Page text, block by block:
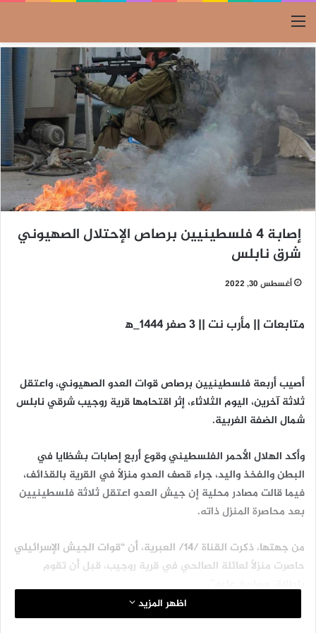
القائمة
إصابة 4 فلسطينيين برصاص الإحتلال الصهيوني
شرق نابلس
أغسطس 30, 2022
متابعات || مأرب نت || 3 صفر 1444_ه‍
أصيب أربعة فلسطينيين برصاص قوات العدو الصهيوني، واعتقل
ثلاثة آخرين، اليوم الثلاثاء، إثر اقتحامها قرية روجيب شرقي نابلس
شمال الضفة الغربية.
وأكد الهلال الأحمر الفلسطيني وقوع أربع إصابات بشظايا في
البطن والفخذ واليد، جراء قصف العدو منزلاً في القرية بالقذائف،
فيما قالت مصادر محلية إن جيش العدو اعتقل ثلاثة فلسطينيين
بعد محاصرة المنزل ذاته.
من جهتها، ذكرت القناة /14/ العبرية، أن “قوات الجيش الإسرائيلي
حاصرت منزلاً لعائلة الصالحي في قرية روجيب، قبل أن تقوم
بإطلاق صواريخ عليه”.
وأشارت القناة إلى أن “مسلحين فلسطينيين أطلقوا النار بكثافة
اظهر المزيد